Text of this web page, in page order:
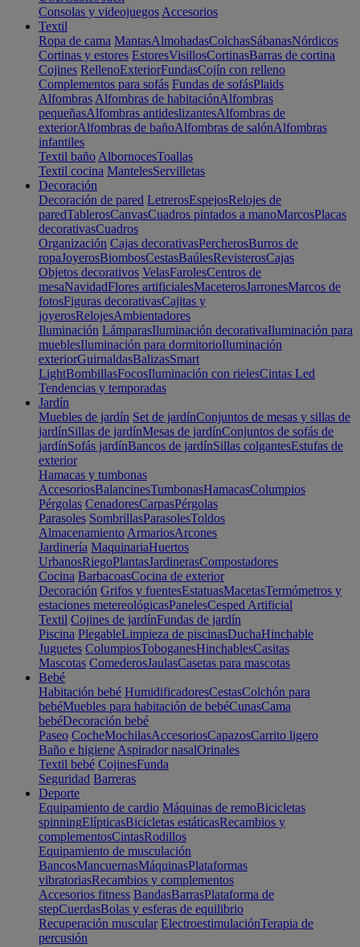
Consolas y videojuegos Accesorios
Textil
Ropa de cama MantasAlmohadasColchasSábanasNórdicos
Cortinas y estores EstoresVisillosCortinasBarras de cortina
Cojines RellenoExteriorFundasCojín con relleno
Complementos para sofás Fundas de sofásPlaids
Alfombras Alfombras de habitaciónAlfombras
pequeñasAlfombras antideslizantesAlfombras de
exteriorAlfombras de bañoAlfombras de salónAlfombras
infantiles
Textil baño AlbornocesToallas
Textil cocina MantelesServilletas
Decoración
Decoración de pared LetrerosEspejosRelojes de
paredTablerosCanvasCuadros pintados a manoMarcosPlacas
decorativasCuadros
Organización Cajas decorativasPercherosBurros de
ropaJoyerosBiombosCestasBaúlesRevisterosCajas
Objetos decorativos VelasFarolesCentros de
mesaNavidadFlores artificialesMaceterosJarronesMarcos de
fotosFiguras decorativasCajitas y
joyerosRelojesAmbientadores
Iluminación LámparasIluminación decorativaIluminación para
mueblesIluminación para dormitorioIluminación
exteriorGuirnaldasBalizasSmart
LightBombillasFocosIluminación con rielesCintas Led
Tendencias y temporadas
Jardín
Muebles de jardín Set de jardínConjuntos de mesas y sillas de
jardínSillas de jardínMesas de jardínConjuntos de sofás de
jardínSofás jardínBancos de jardínSillas colgantesEstufas de
exterior
Hamacas y tumbonas
AccesoriosBalancinesTumbonasHamacasColumpios
Pérgolas CenadoresCarpasPérgolas
Parasoles SombrillasParasolesToldos
Almacenamiento ArmariosArcones
Jardinería MaquinariaHuertos
UrbanosRiegoPlantasJardinerasCompostadores
Cocina BarbacoasCocina de exterior
Decoración Grifos y fuentesEstatuasMacetasTermómetros y
estaciones metereológicasPanelesCesped Artificial
Textil Cojines de jardínFundas de jardín
Piscina PlegableLimpieza de piscinasDuchaHinchable
Juguetes ColumpiosToboganesHinchablesCasitas
Mascotas ComederosJaulasCasetas para mascotas
Bebé
Habitación bebé HumidificadoresCestasColchón para
bebéMuebles para habitación de bebéCunasCama
bebéDecoración bebé
Paseo CocheMochilasAccesoriosCapazosCarrito ligero
Baño e higiene Aspirador nasalOrinales
Textil bebé CojinesFunda
Seguridad Barreras
Deporte
Equipamiento de cardio Máquinas de remoBicicletas
spinningElípticasBicicletas estáticasRecambios y
complementosCintasRodillos
Equipamiento de musculación
BancosMancuernasMáquinasPlataformas
vibratoriasRecambios y complementos
Accesorios fitness BandasBarrasPlataforma de
stepCuerdasBolas y esferas de equilibrio
Recuperación muscular ElectroestimulaciónTerapia de
percusión